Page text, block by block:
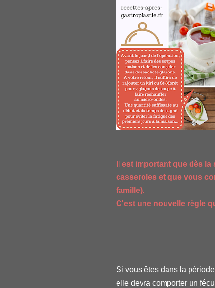
Il est important que dès
casseroles et que vous
famille).
C'est une nouvelle règle
Si vous êtes dans la
elle devra comporter un